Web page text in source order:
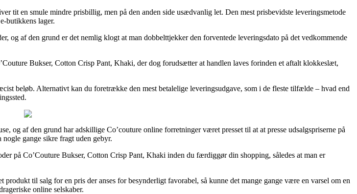
tit en smule mindre prisbillig, men på den anden side usædvanlig let. Den mest prisbevidste leveringsmetode
butikkens lager.
og af den grund er det nemlig klogt at man dobbelttjekker den forventede leveringsdato på det vedkommende
Bukser, Cotton Crisp Pant, Khaki, der dog forudsætter at handlen laves forinden et aftalt klokkeslæt,
beløb. Alternativt kan du foretrække den mest betalelige leveringsudgave, som i de fleste tilfælde – hvad end
og af den grund har adskillige Co’couture online forretninger været presset til at at presse udsalgspriserne på
gange sikre fragt uden gebyr.
på Co’Couture Bukser, Cotton Crisp Pant, Khaki inden du færdiggør din shopping, således at man er
til salg for en pris der anses for besynderligt favorabel, så kunne det mange gange være en varsel om en
online selskaber.